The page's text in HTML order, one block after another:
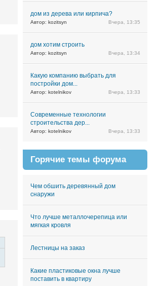
дом из дерева или кирпича?
Автор: kozitsyn Вчера, 13:35
дом хотим строить
Автор: kozitsyn Вчера, 13:34
Какую компанию выбрать для
постройки дом...
Автор: kotelnikov Вчера, 13:33
Современные технологии
строительства дер...
Автор: kotelnikov Вчера, 13:33
Горячие темы форума
Чем обшить деревянный дом
снаружи
Что лучше металлочерепица или
мягкая кровля
Лестницы на заказ
Какие пластиковые окна лучше
поставить в квартиру